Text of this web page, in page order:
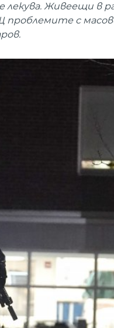
лекува. Живеещи в
проблемите с